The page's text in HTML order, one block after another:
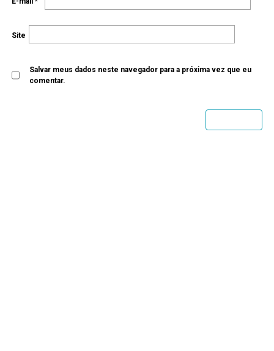
Site
Salvar meus dados neste navegador para a próxima vez que eu
comentar.